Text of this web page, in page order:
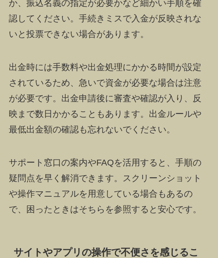
か、振込名義の指定が必要かなど細かい手順を確
認してください。手続きミスで入金が反映されな
いと投票できない場合があります。
出金時には手数料や出金処理にかかる時間が設定
されているため、急いで資金が必要な場合は注意
が必要です。出金申請後に審査や確認が入り、反
映まで数日かかることもあります。出金ルールや
最低出金額の確認も忘れないでください。
サポート窓口の案内やFAQを活用すると、手順の
疑問点を早く解消できます。スクリーンショット
や操作マニュアルを用意している場合もあるの
で、困ったときはそちらを参照すると安心です。
サイトやアプリの操作で不便さを感じるこ